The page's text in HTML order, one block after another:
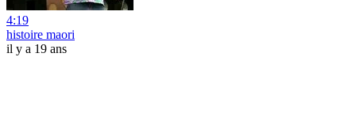
4:19
histoire maori
il y a 19 ans